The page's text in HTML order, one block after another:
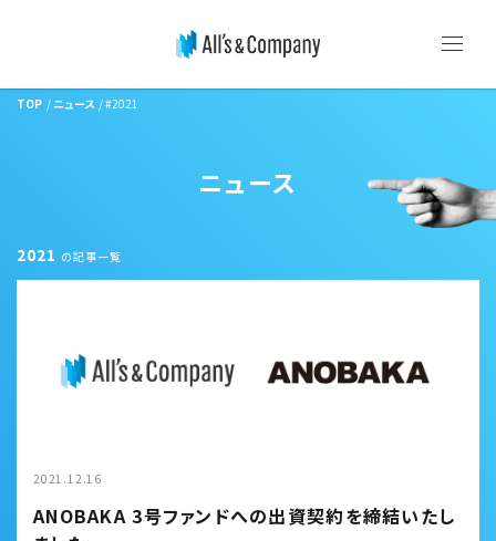
TOP ニュース #2021
ニュース
2021 の記事一覧
2021.12.16
ANOBAKA 3号ファンドへの出資契約を締結いたし